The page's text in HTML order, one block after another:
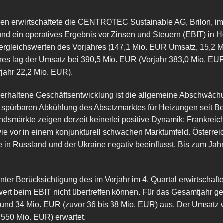
erwirtschaftete die CENTROTEC Sustainable AG, Brilon,
ein operatives Ergebnis vor Zinsen und Steuern (EBIT) in
des Vorjahres (147,1 Mio. EUR Umsatz, 15,2
lag der Umsatz bei 390,5 Mio. EUR (Vorjahr 383,0 Mio.
22,2 Mio. EUR).
Geschäftsentwicklung ist die allgemeine
Abkühlung des Absatzmarktes für Heizungen seit
zeigen derzeit keinerlei positive Dynamik:
vor in einem konjunkturell schwachen Marktumfeld.
in Russland und der Ukraine negativ beeinflusst. Bis zum
Berücksichtigung des im Vorjahr im 4. Quartal
beim EBIT nicht übertreffen können. Für das Gesamtjahr
34 Mio. EUR (zuvor 36 bis 38 Mio. EUR) aus. Der Umsatz
Mio. EUR) erwartet.